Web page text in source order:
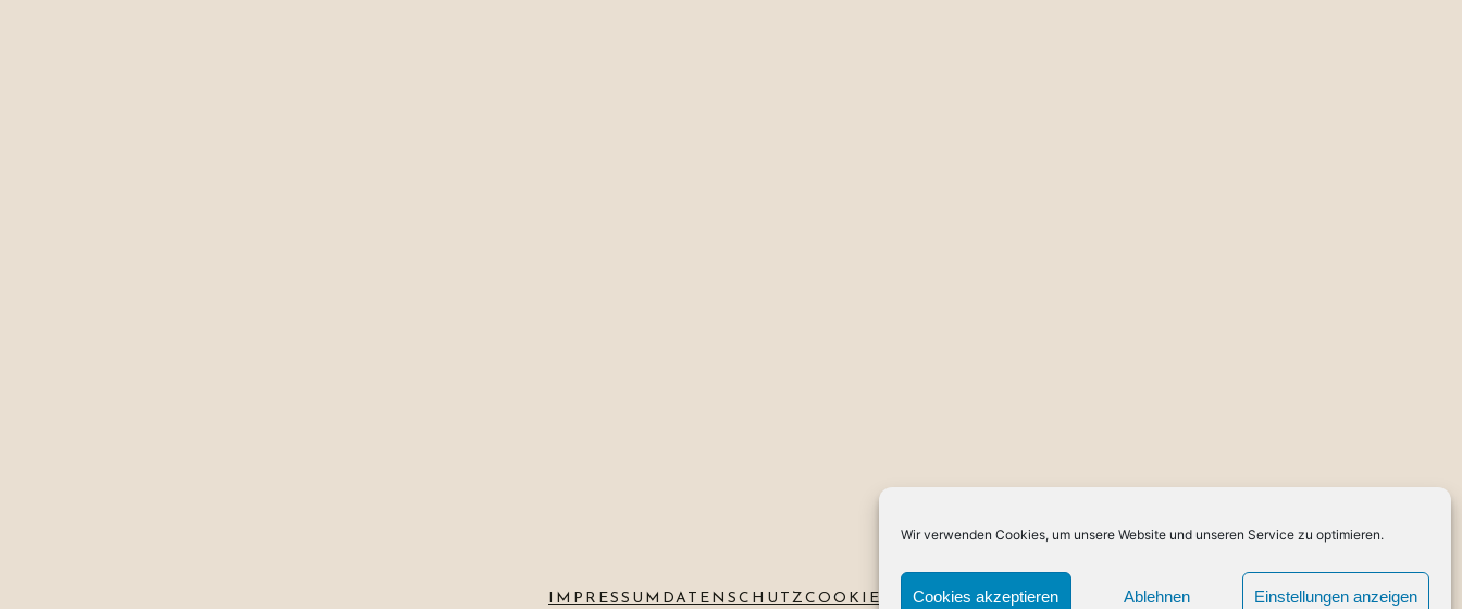
Wir verwenden Cookies, um unsere Website und unseren Service zu optimieren.
Cookies akzeptieren Ablehnen Einstellungen anzeigen
IMPRESSUM DATENSCHUTZ COOKIE-RL